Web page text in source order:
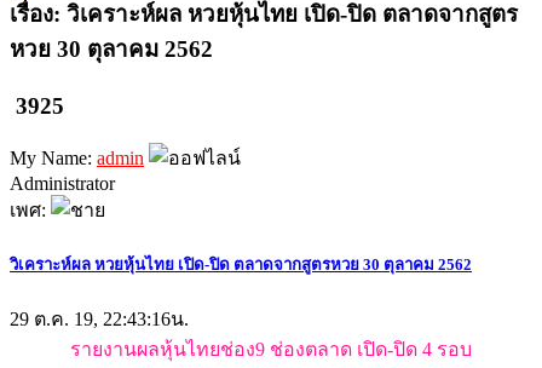
เรื่อง: วิเคราะห์ผล หวยหุ้นไทย เปิด-ปิด ตลาดจากสูตร
หวย 30 ตุลาคม 2562
3925
My Name: admin
Administrator
เพศ:
วิเคราะห์ผล หวยหุ้นไทย เปิด-ปิด ตลาดจากสูตรหวย 30 ตุลาคม 2562
29 ต.ค. 19, 22:43:16น.
รายงานผลหุ้นไทยช่อง9 ช่องตลาด เปิด-ปิด 4 รอบ